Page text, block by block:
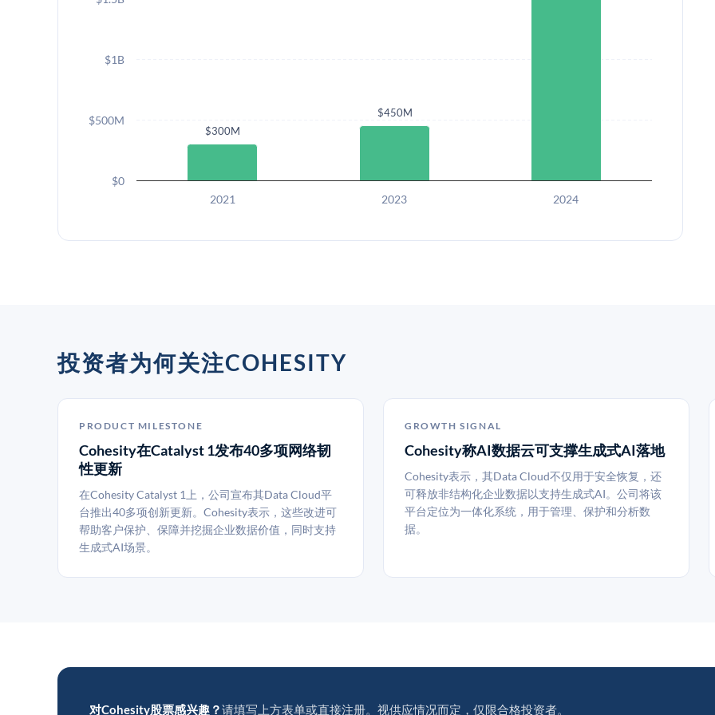
$300M
$450M
2021 2023 2024
$0
$500M
$1B
投资者为何关注COHESITY
PRODUCT MILESTONE
Cohesity在Catalyst 1发布40多项网络韧
性更新
在Cohesity Catalyst 1上，公司宣布其Data Cloud平
台推出40多项创新更新。Cohesity表示，这些改进可
帮助客户保护、保障并挖掘企业数据价值，同时支持
生成式AI场景。
GROWTH SIGNAL
Cohesity称AI数据云可支撑生成式AI落地
Cohesity表示，其Data Cloud不仅用于安全恢复，还
可释放非结构化企业数据以支持生成式AI。公司将该
平台定位为一体化系统，用于管理、保护和分析数
据。
对Cohesity股票感兴趣？请填写上方表单或直接注册。视供应情况而定，仅限合格投资者。